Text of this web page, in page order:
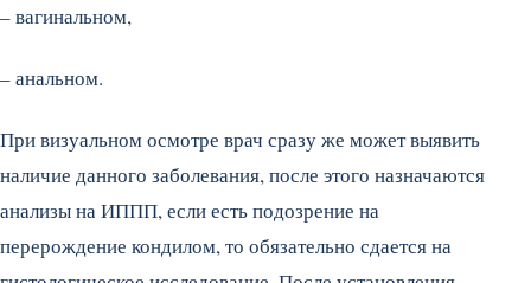
– вагинальном,
– анальном.
При визуальном осмотре врач сразу же может выявить
наличие данного заболевания, после этого назначаются
анализы на ИППП, если есть подозрение на
перерождение кондилом, то обязательно сдается на